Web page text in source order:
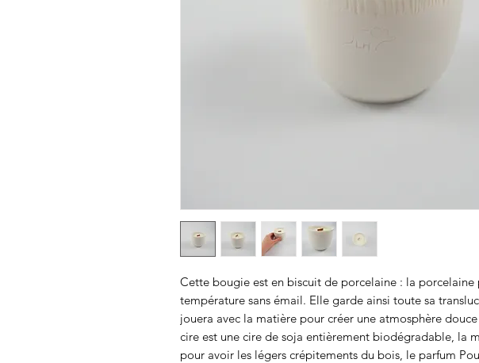
Cette bougie est en biscuit de porcelaine : la porcelaine
température sans émail. Elle garde ainsi toute sa
jouera avec la matière pour créer une atmosphère
cire est une cire de soja entièrement biodégradable, la
pour avoir les légers crépitements du bois, le parfum